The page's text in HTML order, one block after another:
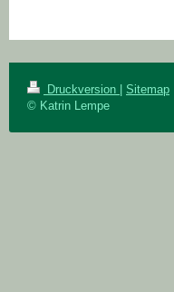
Druckversion
Sitemap
© Katrin Lempe